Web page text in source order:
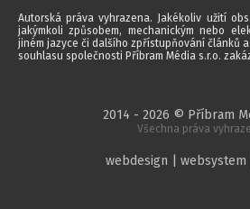
Autorská práva vyhrazena. Jakékoliv užití
jakýmkoli způsobem, mechanickým nebo
jiném jazyce či dalšího zpřístupňování článků
souhlasu společnosti Příbram Média s.r.o.
2014 - 2026 © Příbram
Všechna práva
webdesign | websystem